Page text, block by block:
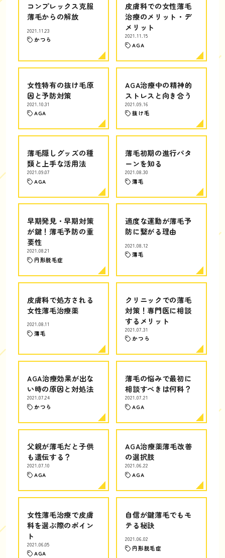
コンプレックス克服
薄毛からの解放
2021.11.23
かつら
皮膚科での女性薄毛
治療のメリット・デ
メリット
2021.11.15
AGA
女性特有の抜け毛原
因と予防対策
2021.10.31
AGA
AGA治療中の精神的
ストレスと向き合う
2021.09.16
抜け毛
薄毛隠しグッズの種
類と上手な活用法
2021.09.07
AGA
薄毛初期の進行パタ
ーンを知る
2021.08.30
薄毛
早期発見・早期対策
が鍵！薄毛予防の重
要性
2021.08.21
円形脱毛症
適度な運動が薄毛予
防に繋がる理由
2021.08.12
薄毛
皮膚科で処方される
女性薄毛治療薬
2021.08.11
薄毛
クリニックでの薄毛
対策！専門医に相談
するメリット
2021.07.31
かつら
AGA治療効果が出な
い時の原因と対処法
2021.07.24
かつら
薄毛の悩みで最初に
相談すべきは何科？
2021.07.21
AGA
父親が薄毛だと子供
も遺伝する？
2021.07.10
AGA
AGA治療薬薄毛改善
の選択肢
2021.06.22
AGA
女性薄毛治療で皮膚
科を選ぶ際のポイン
ト
2021.06.05
AGA
自信が鍵薄毛でもモ
テる秘訣
2021.06.02
円形脱毛症